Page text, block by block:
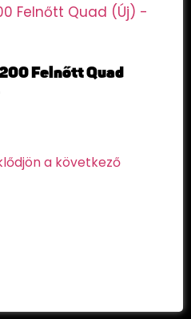
Felnőtt Quad
a következő